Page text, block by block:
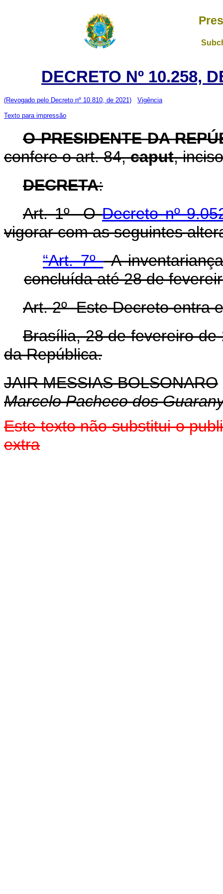
DECRETO Nº 10.258,
(Revogado pelo Decreto nº 10.810, de 2021) Vigência
Texto para impressão
O PRESIDENTE DA
confere o art. 84,caput,
DECRETA:
Art. 1º ODecreto nº
vigorar com as seguintes
“Art. 7ºA
concluída até 28 de
Art. 2º Este Decreto entra
Brasília, 28 de fevereiro de
da República.
JAIR MESSIAS BOLSONARO
Marcelo Pacheco dos
Este texto não substitui o
extra